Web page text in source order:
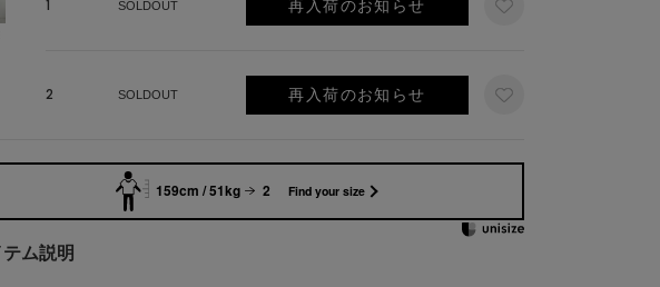
1 SOLDOUT 再入荷のお知らせ
2 SOLDOUT 再入荷のお知らせ
159cm / 51kg 2 Find your size
ム説明